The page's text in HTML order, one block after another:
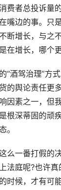
费者总投诉量
嘴边的事。只
断增长，与之
在增长，哪个
驾治理”方式
的舆论责任更
因素之一，但
根深蒂固的顽
。
一番打假的
法庭呢?也许
时候，才有可